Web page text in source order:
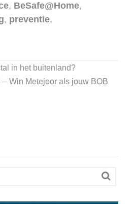
, BeSafe@Home,
, preventie,
in het buitenland?
Win Metejoor als jouw BOB